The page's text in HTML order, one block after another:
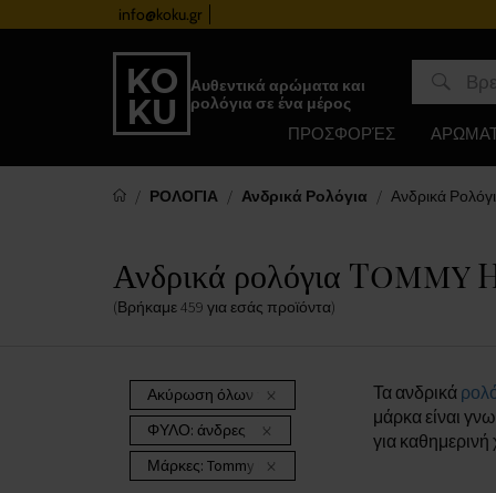
info@koku.gr
Αυθεντικά αρώματα και
ρολόγια σε ένα μέρος
ΠΡΟΣΦΟΡΈΣ
ΡΟΛΟΓΙΑ Ανδρικά Ρολόγια Ανδρικά
Ανδρικά ρολόγια
(Βρήκαμε459 για εσάς προϊόντα)
Ακύρωση όλων των φίλτρων
ΦΥΛΟ: άνδρες
Μάρκες: Tommy Hilfiger
Τα ανδρικά
μάρκα είναι
για καθημερινή